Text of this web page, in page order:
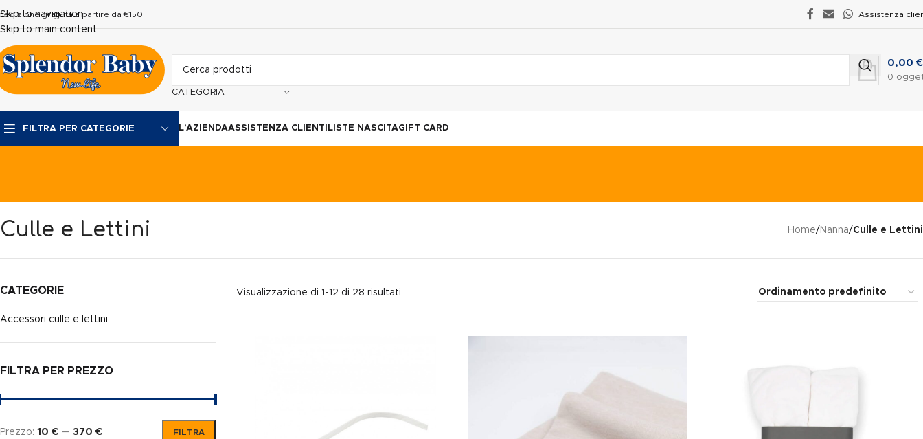
Skip to navigation
Skip to main content
gratuita a partire da €150 Assistenza
CATEGORIA
0
0,00 €
FILTRA PER CATEGORIE L’AZIENDAASSISTENZA CLIENTI LISTE NASCITAGIFT CARD
Culle e Lettini Home/ Nanna/Culle e Lettini
CATEGORIE
Accessori culle e lettini
FILTRA PER PREZZO
FILTRA
Prezzo: 10 € — 370 €
Visualizzazione di 1-12 di 28 risultati